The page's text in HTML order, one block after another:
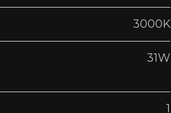
3000K
31W
1